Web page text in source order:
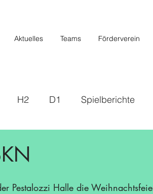
Aktuelles Teams Förderverein
H2 D1 Spielberichte
Halle die